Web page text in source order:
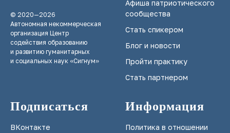
© 2020—2026
Автономная некоммерческая
организация Центр
содействия образованию
и развитию гуманитарных
и социальных наук «Сигнум»
Афиша патриотического
сообщества
Стать спикером
Блог и новости
Пройти практику
Стать партнером
Подписаться
ВКонтакте
Информация
Политика в отношении